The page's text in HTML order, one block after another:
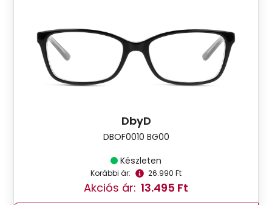
DbyD
DBOF0010 BG00
Készleten
Korábbi ár: 26.990 Ft
Akciós ár: 13.495 Ft